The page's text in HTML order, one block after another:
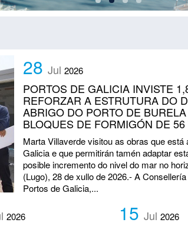
28 Jul 2026
PORTOS DE GALICIA INVISTE
REFORZAR A ESTRUTURA DO
ABRIGO DO PORTO DE
BLOQUES DE FORMIGÓN DE
Marta Villaverde visitou as obras que
Galicia e que permitirán tamén adaptar
posible incremento do nivel do mar no
(Lugo), 28 de xullo de 2026.- A
Portos de Galicia,...
2026 15Jul2026